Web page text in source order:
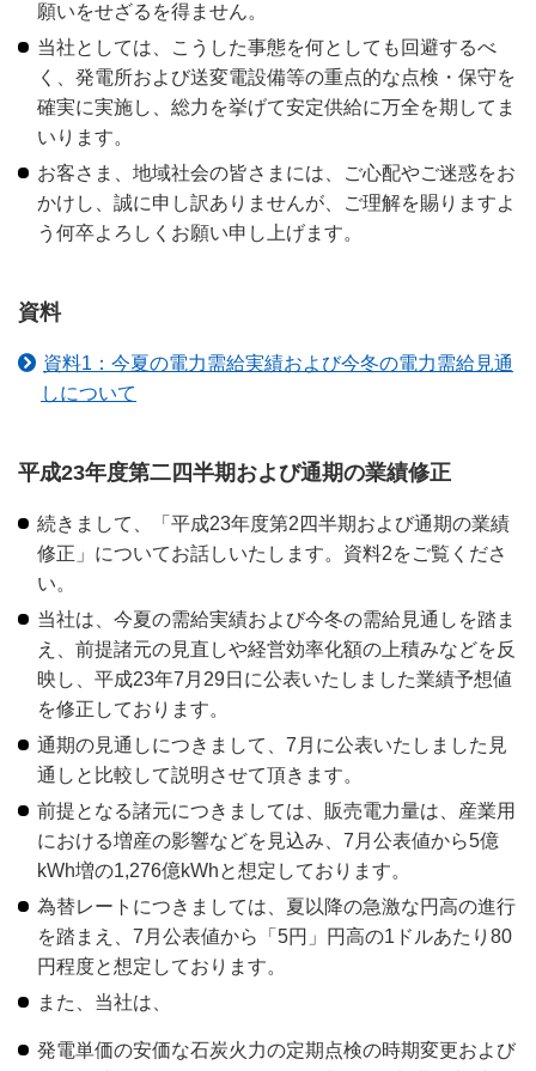
願いをせざるを得ません。
当社としては、こうした事態を何としても回避するべ
く、発電所および送変電設備等の重点的な点検・保守を
確実に実施し、総力を挙げて安定供給に万全を期してま
いります。
お客さま、地域社会の皆さまには、ご心配やご迷惑をお
かけし、誠に申し訳ありませんが、ご理解を賜りますよ
う何卒よろしくお願い申し上げます。
資料
資料1：今夏の電力需給実績および今冬の電力需給見通
しについて
平成23年度第二四半期および通期の業績修正
続きまして、「平成23年度第2四半期および通期の業績
修正」についてお話しいたします。資料2をご覧くださ
い。
当社は、今夏の需給実績および今冬の需給見通しを踏ま
え、前提諸元の見直しや経営効率化額の上積みなどを反
映し、平成23年7月29日に公表いたしました業績予想値
を修正しております。
通期の見通しにつきまして、7月に公表いたしました見
通しと比較して説明させて頂きます。
前提となる諸元につきましては、販売電力量は、産業用
における増産の影響などを見込み、7月公表値から5億
kWh増の1,276億kWhと想定しております。
為替レートにつきましては、夏以降の急激な円高の進行
を踏まえ、7月公表値から「5円」円高の1ドルあたり80
円程度と想定しております。
また、当社は、
発電単価の安価な石炭火力の定期点検の時期変更および